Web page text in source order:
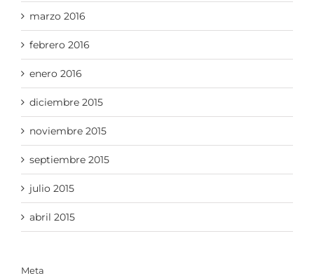
marzo 2016
febrero 2016
enero 2016
diciembre 2015
noviembre 2015
septiembre 2015
julio 2015
abril 2015
Meta